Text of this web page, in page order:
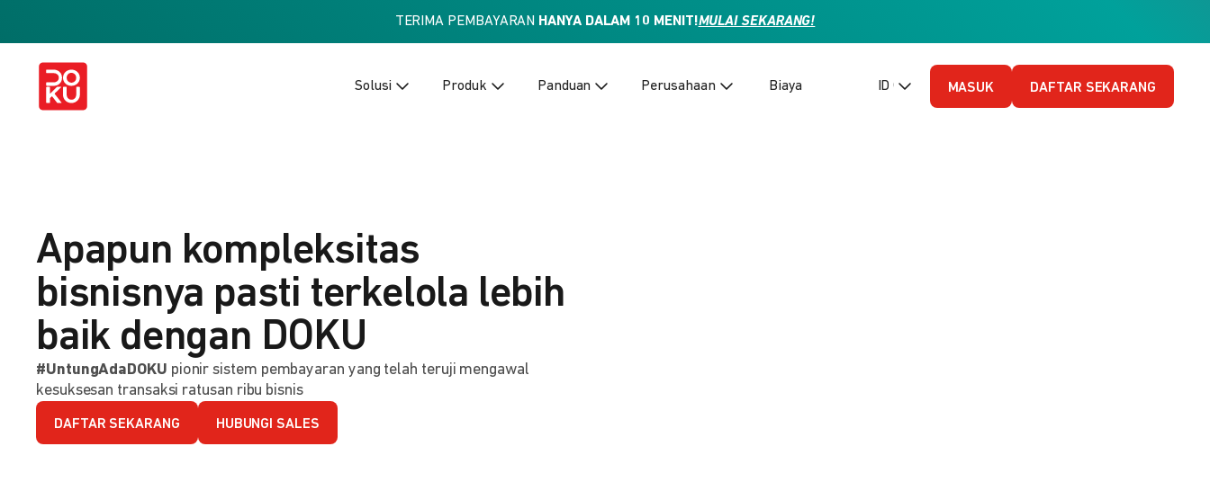
TERIMA PEMBAYARAN HANYA DALAM 10 MENIT!MULAI SEKARANG!
Solusi Produk Panduan Perusahaan Biaya ID (Bahasa Indonesia)
MASUK DAFTAR SEKARANG
Apapun kompleksitas
bisnisnya pasti terkelola lebih
baik dengan DOKU
#UntungAdaDOKU pionir sistem pembayaran yang telah teruji mengawal
kesuksesan transaksi ratusan ribu bisnis
DAFTAR SEKARANG HUBUNGI SALES